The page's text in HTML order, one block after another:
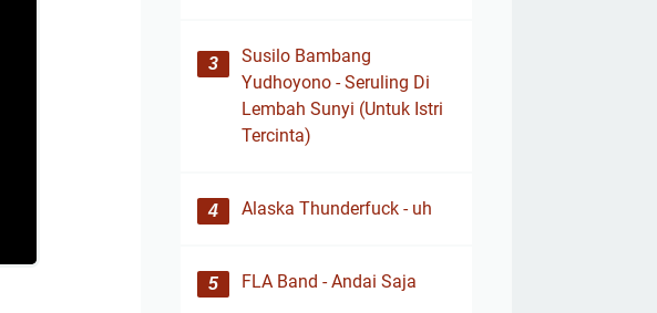
Susilo Bambang
Yudhoyono - Seruling Di
Lembah Sunyi (Untuk Istri
Tercinta)
Alaska Thunderfuck - uh
FLA Band - Andai Saja